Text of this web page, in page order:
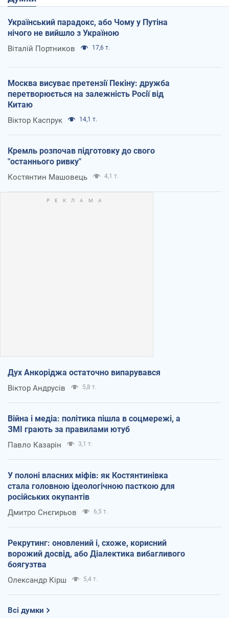
Український парадокс, або Чому у Путіна
нічого не вийшло з Україною
Віталій Портников 17,6 т.
Москва висуває претензії Пекіну: дружба
перетворюється на залежність Росії від
Китаю
Віктор Каспрук 14,1 т.
Кремль розпочав підготовку до свого
"останнього ривку"
Костянтин Машовець 4,1 т.
Дух Анкоріджа остаточно випарувався
Віктор Андрусів 5,8 т.
Війна і медіа: політика пішла в соцмережі, а
ЗМІ грають за правилами ютуб
Павло Казарін 3,1 т.
У полоні власних міфів: як Костянтинівка
стала головною ідеологічною пасткою для
російських окупантів
Дмитро Снєгирьов 6,5 т.
Рекрутинг: оновлений і, схоже, корисний
ворожий досвід, або Діалектика вибагливого
боягузтва
Олександр Кірш 5,4 т.
Всі думки